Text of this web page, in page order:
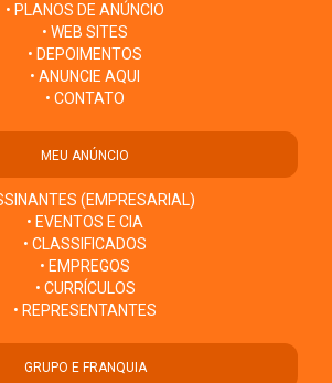
• PLANOS DE ANÚNCIO
• WEB SITES
• DEPOIMENTOS
• ANUNCIE AQUI
• CONTATO
MEU ANÚNCIO
(EMPRESARIAL)
• EVENTOS E CIA
• CLASSIFICADOS
• EMPREGOS
• CURRÍCULOS
• REPRESENTANTES
GRUPO E FRANQUIA